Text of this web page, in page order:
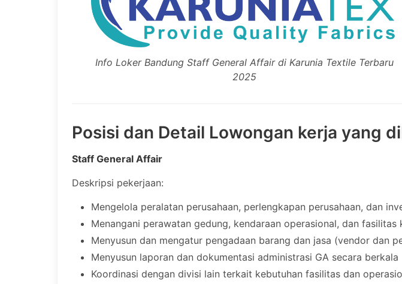
Info Loker Bandung Staff General Affair di Karunia Textile Terbaru
2025
Posisi dan Detail Lowongan kerja yang
Staff General Affair
Deskripsi pekerjaan:
Mengelola peralatan perusahaan, perlengkapan perusahaan, dan
Menangani perawatan gedung, kendaraan operasional, dan fasilitas
Menyusun dan mengatur pengadaan barang dan jasa (vendor dan
Menyusun laporan dan dokumentasi administrasi GA secara berkala
Koordinasi dengan divisi lain terkait kebutuhan fasilitas dan